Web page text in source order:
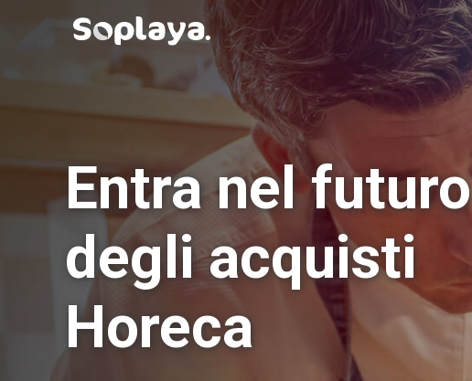
Entra nel futuro
degli acquisti
Horeca